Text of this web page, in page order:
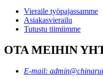
Vieraile työpajassamme
Asiakasvierailu
Tutustu tiimiimme
OTA MEIHIN
E-mail: